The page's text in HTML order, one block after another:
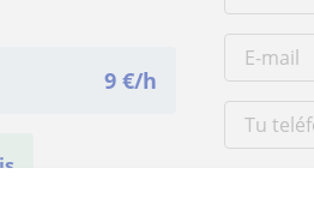
9 €/h